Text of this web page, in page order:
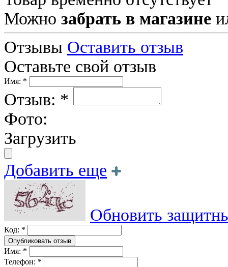
Можно забрать в магазине
Отзывы Оставить отзыв
Оставьте свой отзыв
Имя: *
Отзыв: *
Фото:
Загрузить
Добавить еще
Обновить
Код: *
Имя: *
Телефон: *